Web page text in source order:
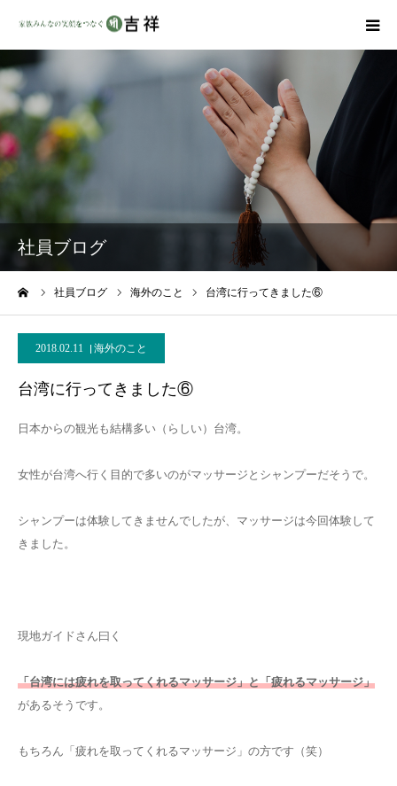
社員ブログ
社員ブログ 海外のこと 台湾に行ってきました⑥
2018.02.11 海外のこと
台湾に行ってきました⑥
日本からの観光も結構多い（らしい）台湾。
女性が台湾へ行く目的で多いのがマッサージとシャンプーだそうで。
シャンプーは体験してきませんでしたが、マッサージは今回体験して
きました。
現地ガイドさん曰く
「台湾には疲れを取ってくれるマッサージ」と「疲れるマッサージ」
があるそうです。
もちろん「疲れを取ってくれるマッサージ」の方です（笑）
商品ラインナップ
墓地・霊園を探す
吉祥の特徴